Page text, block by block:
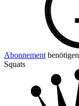
Abonnement benötigen
Squats